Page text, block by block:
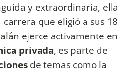
y extraordinaria, ella
que eligió a sus 18
ejerce activamente en
privada, es parte de
de temas como la